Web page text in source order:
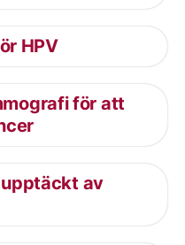
HPV
för att
av